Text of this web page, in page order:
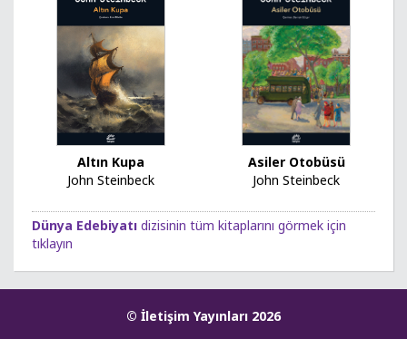
Altın Kupa
John Steinbeck
Asiler Otobüsü
John Steinbeck
Dünya Edebiyatı dizisinin tüm kitaplarını görmek için
tıklayın
© İletişim Yayınları 2026